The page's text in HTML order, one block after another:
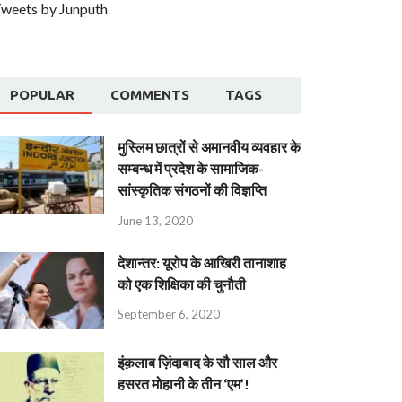
by Junputh
POPULAR COMMENTS TAGS
मुस्लिम छात्रों से अमानवीय व्यवहार के
सम्बन्ध में प्रदेश के सामाजिक-
सांस्कृतिक संगठनों की विज्ञप्ति
June 13, 2020
देशान्‍तर: यूरोप के आखिरी तानाशाह
को एक शिक्षिका की चुनौती
September 6, 2020
इंक़लाब ज़िंदाबाद के सौ साल और
हसरत मोहानी के तीन ‘एम’!